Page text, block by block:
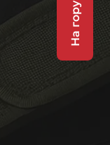
На гору